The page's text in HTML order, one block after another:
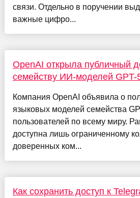
связи. Отдельно в поручении
важные цифро...
OpenAI открыла публичный
семейству ИИ-моделей GPT-
Компания OpenAI объявила о
языковых моделей семейства
пользователей по всему миру.
доступна лишь ограниченному
доверенных ком...
Как сохранить доступ к